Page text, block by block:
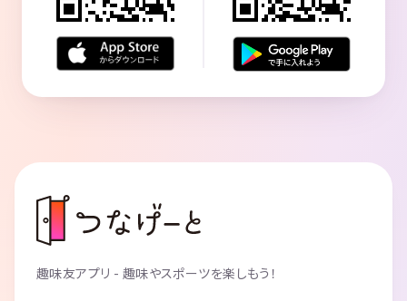
趣味友アプリ - 趣味やスポーツを楽しもう！